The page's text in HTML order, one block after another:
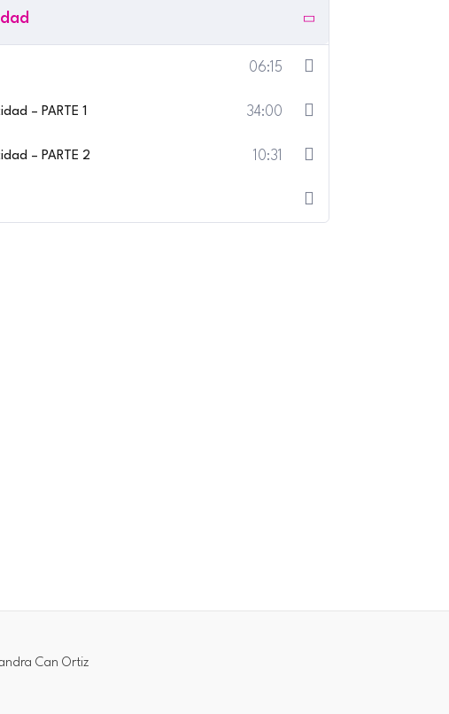
06:15
– PARTE 1 34:00
– PARTE 2 10:31
Can Ortiz